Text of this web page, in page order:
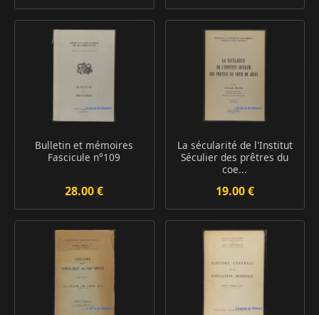
Bulletin et mémoires
Fascicule n°109
28.00 €
La sécularité de l'Institut
Séculier des prêtres du
coe...
19.00 €